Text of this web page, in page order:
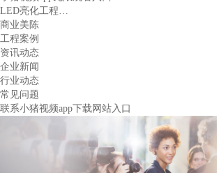
LED亮化工程…
商业美陈
工程案例
资讯动态
企业新闻
行业动态
常见问题
联系小猪视频app下载网站入口